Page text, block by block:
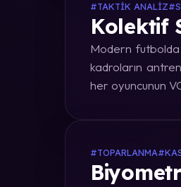
#TAKTIK ANALIZ
Kolektif
Modern futbolda
kadroların
her oyuncunun
#TOPARLANMA